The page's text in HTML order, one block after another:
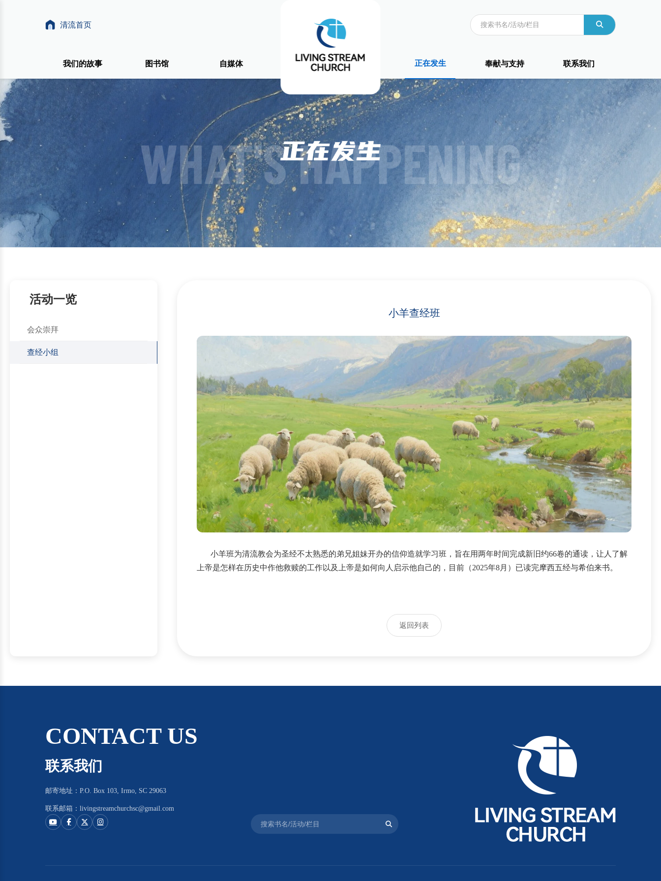
清流首页
我们的故事 图书馆 自媒体 正在发生 奉献与支持 联系我们
活动一览
会众崇拜
查经小组
小羊查经班
小羊班为清流教会为圣经不太熟悉的弟兄姐妹开办的信仰造就学习班，旨在用两年时间完成新旧约66卷的通读，让人了解
上帝是怎样在历史中作他救赎的工作以及上帝是如何向人启示他自己的，目前（2025年8月）已读完摩西五经与希伯来书。
返回列表
CONTACT US
联系我们
邮寄地址：P.O. Box 103, Irmo, SC 29063
联系邮箱：livingstreamchurchsc@gmail.com